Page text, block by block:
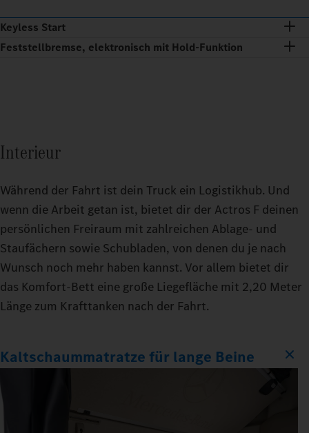
Keyless Start
Feststellbremse, elektronisch mit Hold‑Funktion
Interieur
Während der Fahrt ist dein Truck ein Logistikhub. Und
wenn die Arbeit getan ist, bietet dir der Actros F deinen
persönlichen Freiraum mit zahlreichen Ablage- und
Staufächern sowie Schubladen, von denen du je nach
Wunsch noch mehr haben kannst. Vor allem bietet dir
das Komfort‑Bett eine große Liegefläche mit 2,20 Meter
Länge zum Krafttanken nach der Fahrt.
Kaltschaummatratze für lange Beine